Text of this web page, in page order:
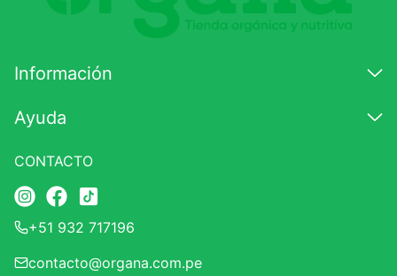
Califique el producto de 1 a 5 estrellas
★★★
Correo electrónico
Información
Ayuda
CONTACTO
+51 932 717196
contacto@organa.com.pe